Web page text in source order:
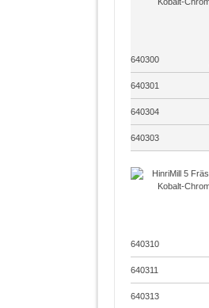
640300
640301
640304
640303
640310
640311
640313